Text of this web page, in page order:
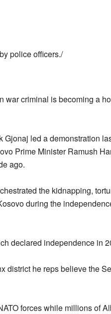
police officers./
war criminal is becoming a
led a demonstration
Prime Minister Ramush
ago.
the kidnapping,
during the
declared independence in
district he reps believe the
forces while millions of